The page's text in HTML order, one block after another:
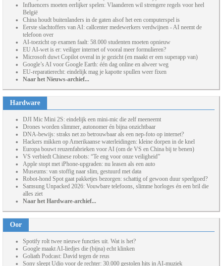
Influencers moeten eerlijker spelen: Vlaanderen wil strengere regels voor heel
België
China houdt buitenlanders in de gaten alsof het een computerspel is
Eerste slachtoffers van AI: callcenter medewerkers verdwijnen - AI neemt de
telefoon over
AI-toezicht op examen faalt: 58.000 studenten moeten opnieuw
EU AI-wet is er: veiliger internet of vooral meer formulieren?
Microsoft duwt Copilot overal in je gezicht (en maakt er een superapp van)
Google’s AI voor Google Earth: één dag online en alweer weg
EU-reparatierecht: eindelijk mag je kapotte spullen weer fixen
Naar het Nieuws-archief...
Hardware
DJI Mic Mini 2S: eindelijk een mini-mic die zelf meeneemt
Drones worden slimmer, autonomer én bijna onzichtbaar
DNA-bewijs: straks net zo betrouwbaar als een nep-foto op internet?
Hackers mikken op Amerikaanse waterleidingen: kleine dorpen in de knel
Europa bouwt reuzenfabrieken voor AI (om de VS en China bij te benen)
VS verbiedt Chinese robots: “Te eng voor onze veiligheid”
Apple stopt met iPhone-upgraden: nu leasen als een auto
Museums: van stoffig naar slim, gestuurd met data
Robot-hond Spot gaat pakketjes bezorgen: schattig of gewoon duur speelgoed?
Samsung Unpacked 2026: Vouwbare telefoons, slimme horloges én een bril die
alles ziet
Naar het Hardware-archief...
Oor
Spotify rolt twee nieuwe functies uit. Wat is het?
Google maakt AI-liedjes die (bijna) echt klinken
Goliath Podcast: David tegen de reus
Sony sleept Udio voor de rechter: 30.000 gestolen hits in AI-muziek